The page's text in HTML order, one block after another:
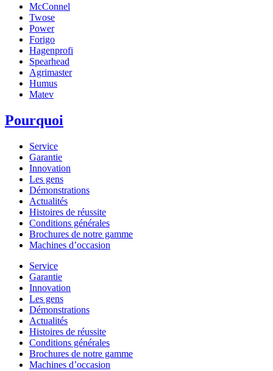
McConnel
Twose
Power
Forigo
Hagenprofi
Spearhead
Agrimaster
Humus
Matev
Pourquoi
Service
Garantie
Innovation
Les gens
Démonstrations
Actualités
Histoires de réussite
Conditions générales
Brochures de notre gamme
Machines d’occasion
Service
Garantie
Innovation
Les gens
Démonstrations
Actualités
Histoires de réussite
Conditions générales
Brochures de notre gamme
Machines d’occasion